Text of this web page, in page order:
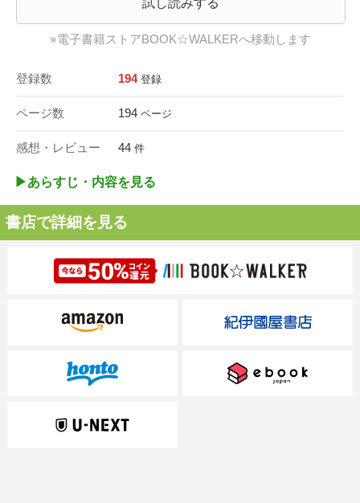
試し読みする
※電子書籍ストアBOOK☆WALKERへ移動します
登録数 194 登録
ページ数 194 ページ
感想・レビュー 44 件
▶︎あらすじ・内容を見る
書店で詳細を見る